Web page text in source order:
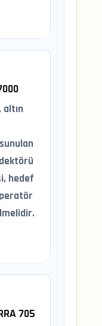
altın
hedef
705